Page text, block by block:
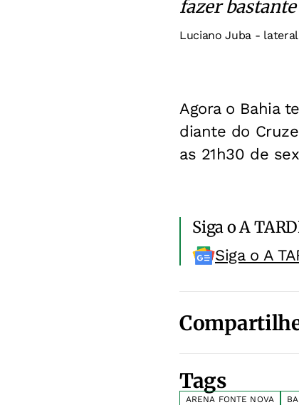
fazer
Luciano Juba - lateral
Agora o Bahia
diante do
as 21h30 de
Siga o A
Siga o A
Tags
ARENA FONTE NOVA